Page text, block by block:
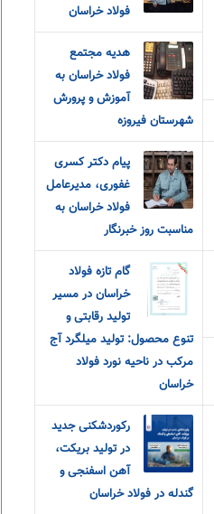
فولاد خراسان
هدیه مجتمع
فولاد خراسان به
آموزش و پرورش
شهرستان فیروزه
پیام دکتر کسری
غفوری، مدیرعامل
فولاد خراسان به
مناسبت روز خبرنگار
گام تازه فولاد
خراسان در مسیر
تولید رقابتی و
تنوع محصول: تولید میلگرد آج
مرکب در ناحیه نورد فولاد
خراسان
رکوردشکنی جدید
در تولید بریکت،
آهن اسفنجی و
گندله در فولاد خراسان